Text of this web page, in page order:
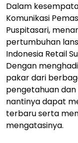
Dalam
Komunikasi
Puspitasari,
pertumbuhan
Indonesia Retail
Dengan
pakar dari
pengetahuan
nantinya dapat
terbaru serta
mengatasinya.